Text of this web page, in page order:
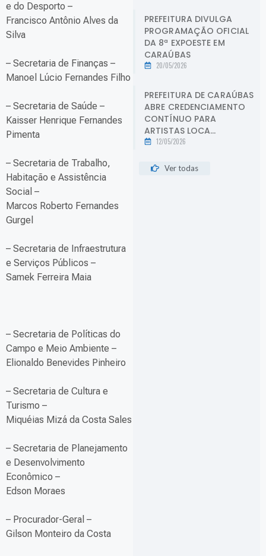
e do Desporto –
Francisco Antônio Alves da
Silva
– Secretaria de Finanças –
Manoel Lúcio Fernandes Filho
– Secretaria de Saúde –
Kaisser Henrique Fernandes
Pimenta
– Secretaria de Trabalho,
Habitação e Assistência
Social –
Marcos Roberto Fernandes
Gurgel
– Secretaria de Infraestrutura
e Serviços Públicos –
Samek Ferreira Maia
– Secretaria de Políticas do
Campo e Meio Ambiente –
Elionaldo Benevides Pinheiro
– Secretaria de Cultura e
Turismo –
Miquéias Mizá da Costa Sales
– Secretaria de Planejamento
e Desenvolvimento
Econômico –
Edson Moraes
– Procurador-Geral –
Gilson Monteiro da Costa
PREFEITURA DIVULGA
PROGRAMAÇÃO OFICIAL
DA 8ª EXPOESTE EM
CARAÚBAS
20/05/2026
PREFEITURA DE CARAÚBAS
ABRE CREDENCIAMENTO
CONTÍNUO PARA
ARTISTAS LOCA...
12/05/2026
Ver todas